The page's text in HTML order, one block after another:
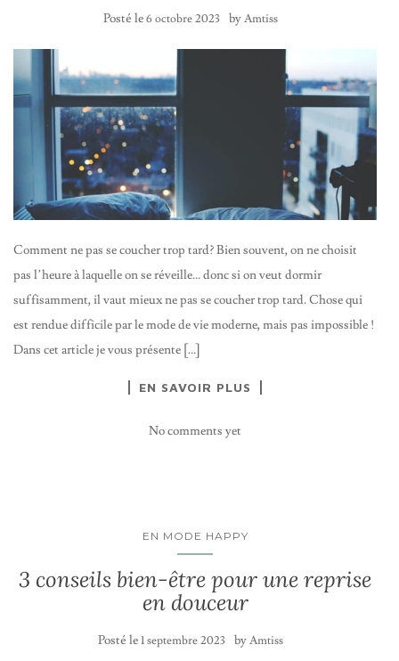
Posté le6 octobre 2023 byAmtiss
Comment ne pas se coucher trop tard? Bien souvent, on ne choisit
pas l’heure à laquelle on se réveille… donc si on veut dormir
suffisamment, il vaut mieux ne pas se coucher trop tard. Chose qui
est rendue difficile par le mode de vie moderne, mais pas impossible !
Dans cet article je vous présente […]
EN SAVOIR PLUS
No comments yet
EN MODE HAPPY
3 conseils bien-être pour une reprise
en douceur
Posté le1 septembre 2023 byAmtiss